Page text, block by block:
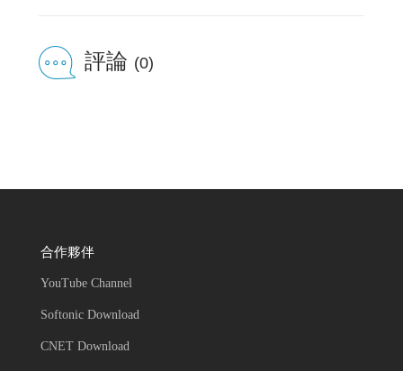
評論 (0)
合作夥伴
YouTube Channel
Softonic Download
CNET Download